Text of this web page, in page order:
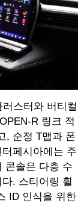
스터와 버티컬
R 링크 적
, 순정 T맵과 폰
페시아에는 주
콘솔은 다층 수
. 스티어링 휠
ID 인식을 위한